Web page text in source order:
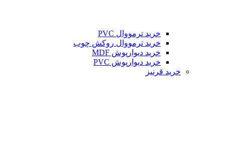
خرید ترمووال PVC
خرید ترمووال روکش چوب
خرید دیوارپوش MDF
خرید دیوارپوش PVC
خرید قرنیز